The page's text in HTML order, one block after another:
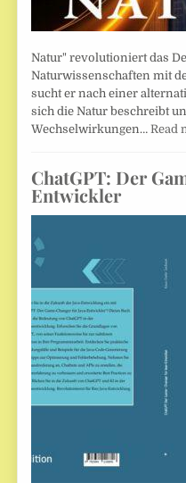
Natur" revolutioniert das
Naturwissenschaften mit
sucht er nach einer
sich die Natur beschreibt
Wechselwirkungen… Read
ChatGPT: Der
Entwickler